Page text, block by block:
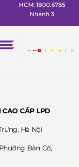
kim cương tự nhiên
sắc nét.
ngày độc đáo ở góc
sang trọng.
HCM: 1800.6785
Nhánh 3
CẤP LPD
Hà Nội
Bàn Cờ,